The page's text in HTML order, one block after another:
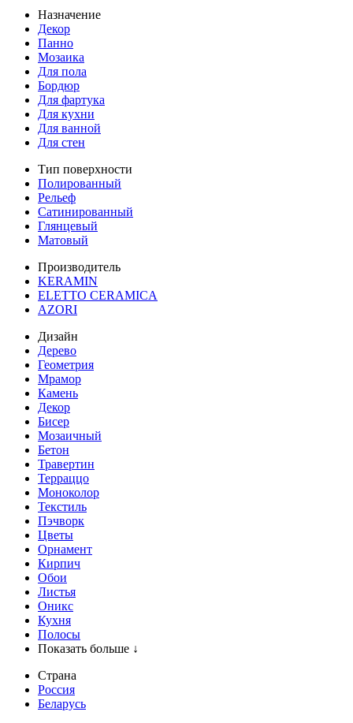
Назначение
Декор
Панно
Мозаика
Для пола
Бордюр
Для фартука
Для кухни
Для ванной
Для стен
Тип поверхности
Полированный
Рельеф
Сатинированный
Глянцевый
Матовый
Производитель
KERAMIN
ELETTO CERAMICA
AZORI
Дизайн
Дерево
Геометрия
Мрамор
Камень
Декор
Бисер
Мозаичный
Бетон
Травертин
Терраццо
Моноколор
Текстиль
Пэчворк
Цветы
Орнамент
Кирпич
Обои
Листья
Оникс
Кухня
Полосы
Показать больше ↓
Страна
Россия
Беларусь